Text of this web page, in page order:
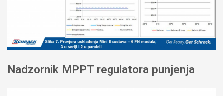
Nadzornik MPPT regulatora punjenja